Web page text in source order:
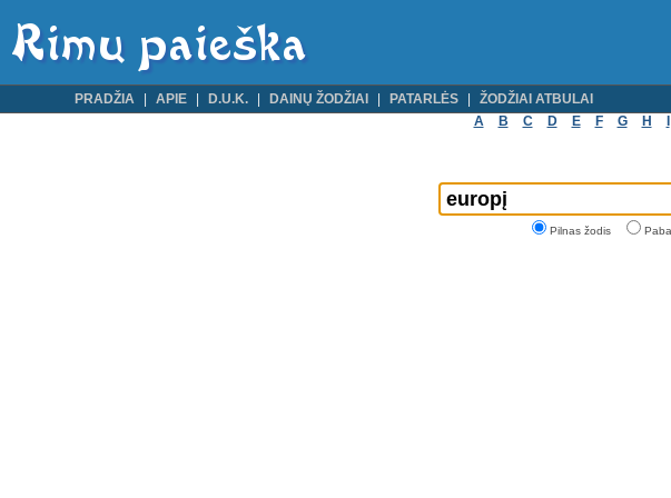
PRADŽIA APIE D.U.K. DAINŲ ŽODŽIAI PATARLĖS
ŽODŽIAI ATBULAI
A
B C D E F G H
Pilnas žodis